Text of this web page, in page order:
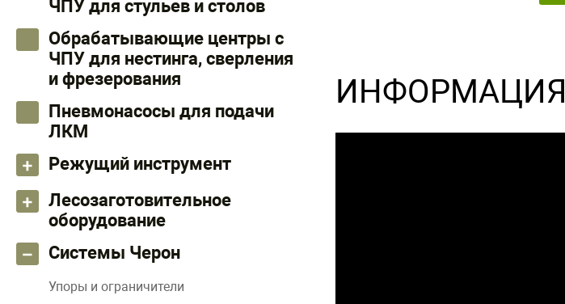
ЧПУ для стульев и столов
Обрабатывающие центры с
ЧПУ для нестинга, сверления
и фрезерования
Пневмонасосы для подачи
ЛКМ
Режущий инструмент
Лесозаготовительное
оборудование
Системы Черон
Упоры и ограничители
ИНФОРМАЦИЯ